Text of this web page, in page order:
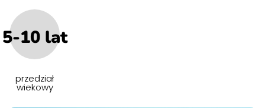
5-10 lat
przedział
wiekowy